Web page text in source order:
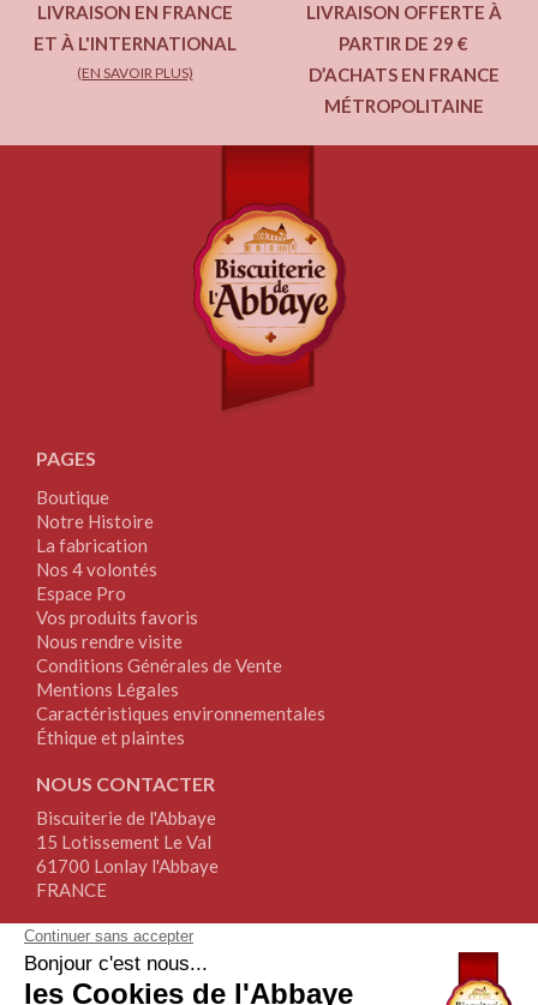
LIVRAISON EN FRANCE
ET À L'INTERNATIONAL
(EN SAVOIR PLUS)
LIVRAISON OFFERTE À
PARTIR DE 29 €
D’ACHATS EN FRANCE
MÉTROPOLITAINE
PAGES
Boutique
Notre Histoire
La fabrication
Nos 4 volontés
Espace Pro
Vos produits favoris
Nous rendre visite
Conditions Générales de Vente
Mentions Légales
Caractéristiques environnementales
Éthique et plaintes
NOUS CONTACTER
Biscuiterie de l'Abbaye
15 Lotissement Le Val
61700 Lonlay l'Abbaye
FRANCE
Tél.+33(0)2.33.30.64.64
Fax+33(0)2.76.34.17.67